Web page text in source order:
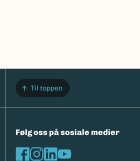
Til toppen
Følg oss på sosiale medier